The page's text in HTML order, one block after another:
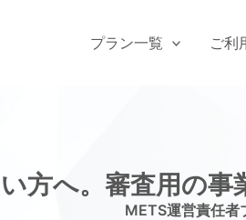
プラン一覧 ご利
方へ。審査用の
METS運営責任者